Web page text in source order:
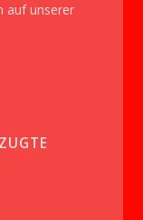
auf unserer